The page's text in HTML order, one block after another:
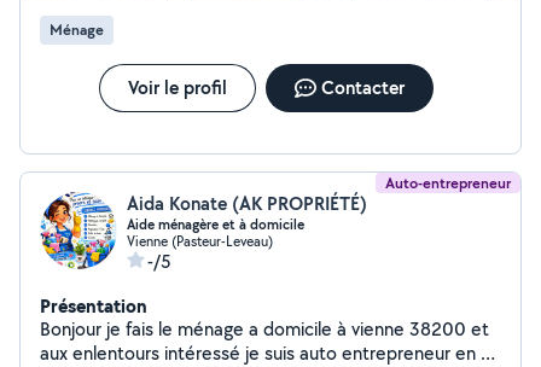
Ménage
Voir le profil Contacter
Auto-entrepreneur
Aida Konate (AK PROPRIÉTÉ)
Aide ménagère et à domicile
Vienne (Pasteur-Leveau)
-/5
Présentation
Bonjour je fais le ménage a domicile à vienne 38200 et
aux enlentours intéressé je suis auto entrepreneur en ou